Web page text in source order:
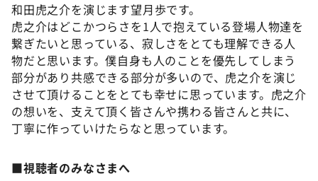
和田虎之介を演じます望月歩です。
虎之介はどこかつらさを1人で抱えている登場人物達を
繋ぎたいと思っている、寂しさをとても理解できる人
物だと思います。僕自身も人のことを優先してしまう
部分があり共感できる部分が多いので、虎之介を演じ
させて頂けることをとても幸せに思っています。虎之介
の想いを、支えて頂く皆さんや携わる皆さんと共に、
丁寧に作っていけたらなと思っています。
■視聴者のみなさまへ